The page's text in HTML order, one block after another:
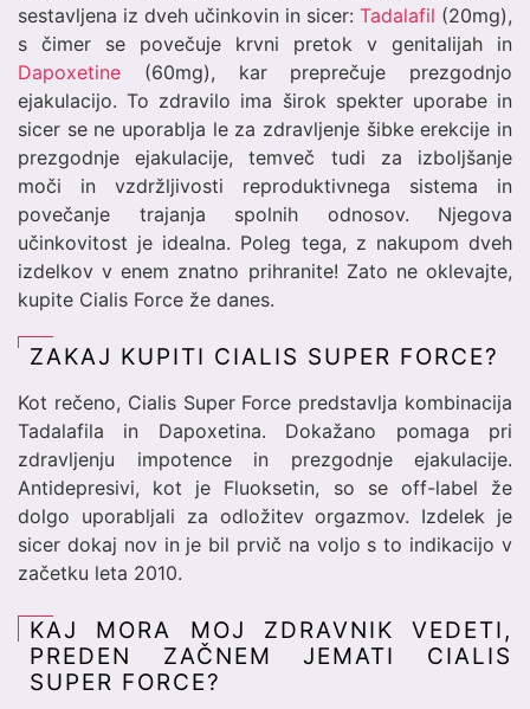
sestavljena iz dveh učinkovin in sicer: Tadalafil (20mg),
s čimer se povečuje krvni pretok v genitalijah in
Dapoxetine (60mg), kar preprečuje prezgodnjo
ejakulacijo. To zdravilo ima širok spekter uporabe in
sicer se ne uporablja le za zdravljenje šibke erekcije in
prezgodnje ejakulacije, temveč tudi za izboljšanje
moči in vzdržljivosti reproduktivnega sistema in
povečanje trajanja spolnih odnosov. Njegova
učinkovitost je idealna. Poleg tega, z nakupom dveh
izdelkov v enem znatno prihranite! Zato ne oklevajte,
kupite Cialis Force že danes.
ZAKAJ KUPITI CIALIS SUPER FORCE?
Kot rečeno, Cialis Super Force predstavlja kombinacija
Tadalafila in Dapoxetina. Dokažano pomaga pri
zdravljenju impotence in prezgodnje ejakulacije.
Antidepresivi, kot je Fluoksetin, so se off-label že
dolgo uporabljali za odložitev orgazmov. Izdelek je
sicer dokaj nov in je bil prvič na voljo s to indikacijo v
začetku leta 2010.
KAJ MORA MOJ ZDRAVNIK VEDETI,
PREDEN ZAČNEM JEMATI CIALIS
SUPER FORCE?